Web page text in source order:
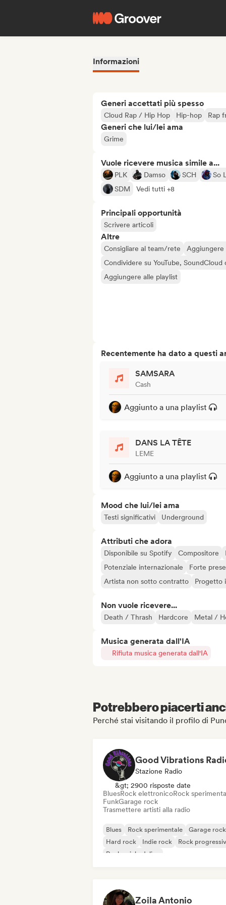
Informazioni
Generi accettati più spesso
Cloud Rap / Hip Hop Hip-hop Rap
Generi che lui/lei ama
Grime
Vuole ricevere musica simile a...
PLK Damso SCH
So
SDM
Vedi tutti +8
Principali opportunità
Scrivere articoli
Altre
Consigliare al team/rete
Aggiungere
Condividere su YouTube,
Aggiungere alle playlist
Recentemente ha dato a questi
SAMSARA
Cash
Aggiunto a una playlist
DANS LA TÊTE
LEME
Aggiunto a una playlist
Mood che lui/lei ama
Testi significativi Underground
Attributi che adora
Disponibile su Spotify Compositore
Potenziale internazionale
Forte
Artista non sotto contratto
Progetto
Non vuole ricevere...
Death / Thrash Hardcore Metal /
Musica generata dall'IA
Rifiuta musica generata dall'IA
Potrebbero piacerti
Perché stai visitando il profilo di
Good Vibrations
Stazione Radio
&gt; 2900 risposte date
BluesRock elettronicoRock
FunkGarage rock
Trasmettere artisti alla radio
Blues Rock sperimentale
Garage rock
Hard rock
Indie rock
Rock
Rock psichedelico
Zoila Antonio